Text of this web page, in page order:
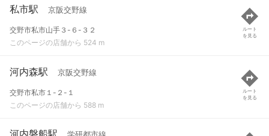
私市駅 京阪交野線
交野市私市山手３-６-３２
このページの店舗から 524 m
ルート
を見る
河内森駅 京阪交野線
交野市私市１-２-１
このページの店舗から 588 m
ルート
を見る
河内磐船駅